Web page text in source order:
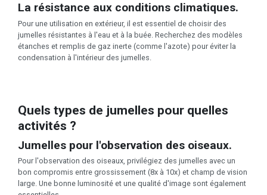
La résistance aux conditions climatiques.
Pour une utilisation en extérieur, il est essentiel de choisir des
jumelles résistantes à l'eau et à la buée. Recherchez des modèles
étanches et remplis de gaz inerte (comme l'azote) pour éviter la
condensation à l'intérieur des jumelles.
Quels types de jumelles pour quelles
activités ?
Jumelles pour l'observation des oiseaux.
Pour l'observation des oiseaux, privilégiez des jumelles avec un
bon compromis entre grossissement (8x à 10x) et champ de vision
large. Une bonne luminosité et une qualité d'image sont également